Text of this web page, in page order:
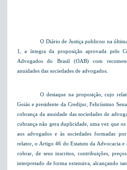
O Diário de Justiça publicou na
1, a íntegra da proposição aprovada pelo
Advogados do Brasil (OAB) com
anuidades das sociedades de advogados.
O destaque na proposição, cujo
Goiás e presidente da Credijur, Felicíssimo
cobrança da anuidade das sociedades de
cobrança não gera duplicidade, uma vez que os
aos advogados e às sociedades formadas
relator, o Artigo 46 do Estatuto da Advocacia
cobrar, de seus inscritos, contribuições,
interpretado de forma extensiva, alcançando